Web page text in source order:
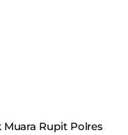
Rupit Polres